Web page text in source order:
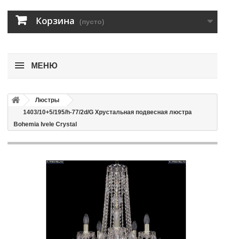
Корзина (пусто)
МЕНЮ
Люстры
1403/10+5/195/h-77/2d/G Хрустальная подвесная люстра
Bohemia Ivele Crystal